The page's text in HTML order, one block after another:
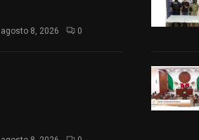
agosto 8, 2026 0